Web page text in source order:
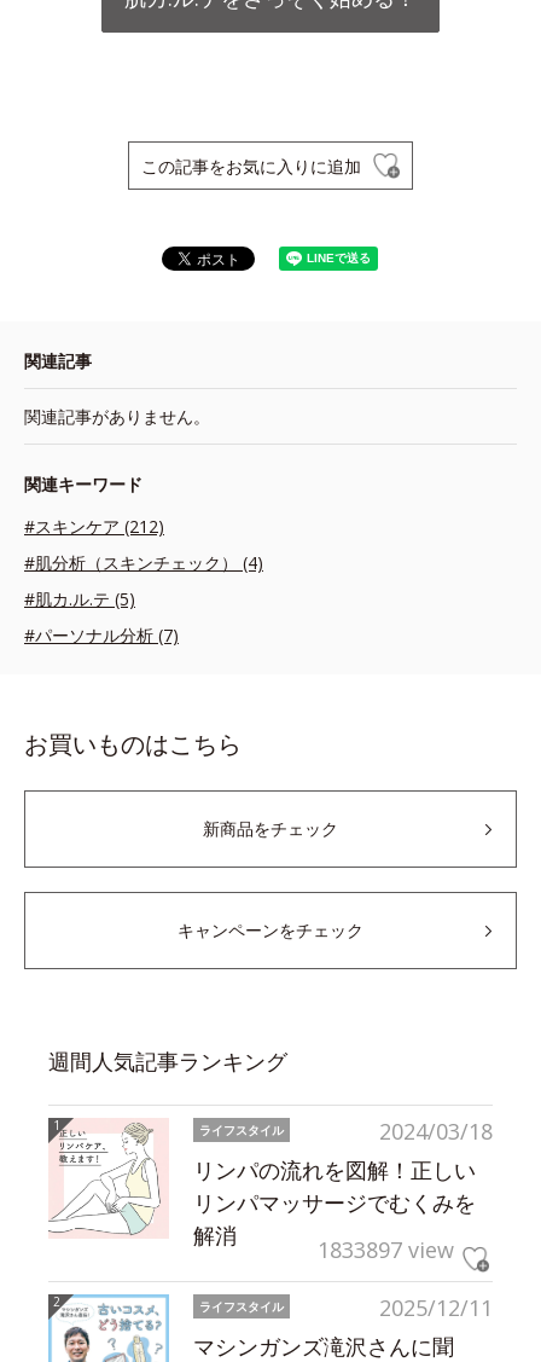
この記事をお気に入りに追加
関連記事
関連記事がありません。
関連キーワード
#スキンケア (212)
#肌分析（スキンチェック） (4)
#肌カ.ル.テ (5)
#パーソナル分析 (7)
お買いものはこちら
新商品をチェック
キャンペーンをチェック
週間人気記事ランキング
2024/03/18
ライフスタイル
リンパの流れを図解！正しい
リンパマッサージでむくみを
解消
1833897 view
2025/12/11
ライフスタイル
マシンガンズ滝沢さんに聞